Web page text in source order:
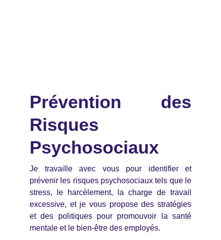
Prévention des
Risques
Psychosociaux
Je travaille avec vous pour identifier et
prévenir les risques psychosociaux tels que le
stress, le harcèlement, la charge de travail
excessive, et je vous propose des stratégies
et des politiques pour promouvoir la santé
mentale et le bien-être des employés.